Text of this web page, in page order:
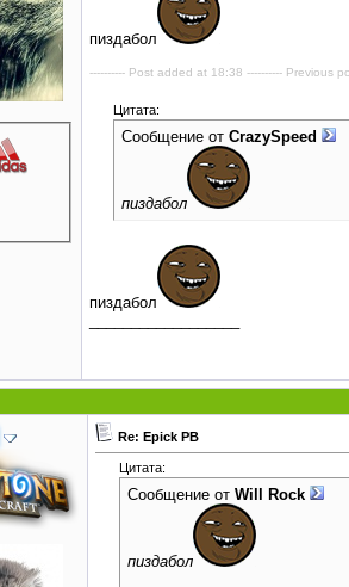
пиздабол
---------- Post added at 18:38 ---------- Previous
Цитата:
Сообщение от CrаzySpeed
пиздабол
пиздабол
Re: Epick PB
Цитата:
Сообщение от Will Rock
пиздабол